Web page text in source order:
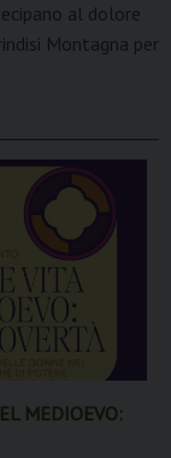
al dolore
Montagna per
MEDIOEVO: